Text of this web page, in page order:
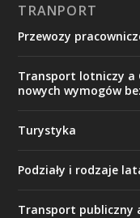
TRANPORT
Przewozy
Transport lotniczy a
nowych wymogów
Turystyka
Podziały i rodzaje
Transport publiczny